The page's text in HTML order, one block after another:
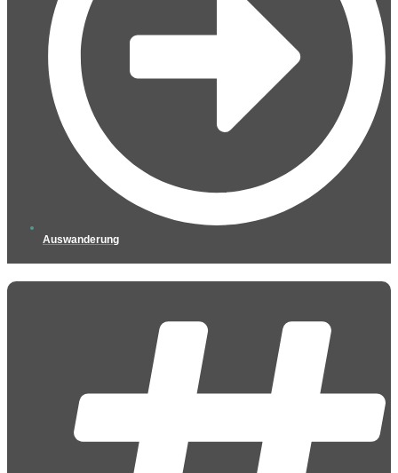
Auswanderung